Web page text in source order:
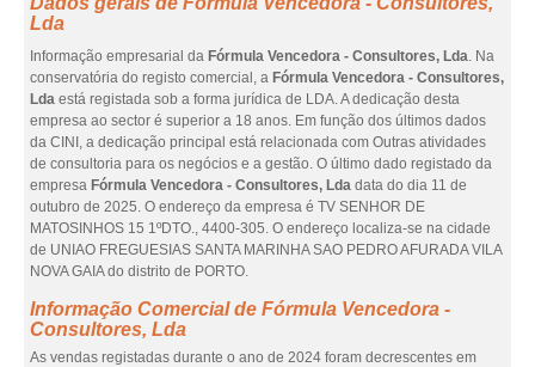
Lda
Informação empresarial da Fórmula Vencedora - Consultores, Lda. Na
conservatória do registo comercial, a Fórmula Vencedora - Consultores,
Lda está registada sob a forma jurídica de LDA. A dedicação desta
empresa ao sector é superior a 18 anos. Em função dos últimos dados
da CINI, a dedicação principal está relacionada com Outras atividades
de consultoria para os negócios e a gestão. O último dado registado da
empresa Fórmula Vencedora - Consultores, Lda data do dia 11 de
outubro de 2025. O endereço da empresa é TV SENHOR DE
MATOSINHOS 15 1ºDTO., 4400-305. O endereço localiza-se na cidade
de UNIAO FREGUESIAS SANTA MARINHA SAO PEDRO AFURADA VILA
NOVA GAIA do distrito de PORTO.
Informação Comercial de Fórmula Vencedora -
Consultores, Lda
As vendas registadas durante o ano de 2024 foram decrescentes em